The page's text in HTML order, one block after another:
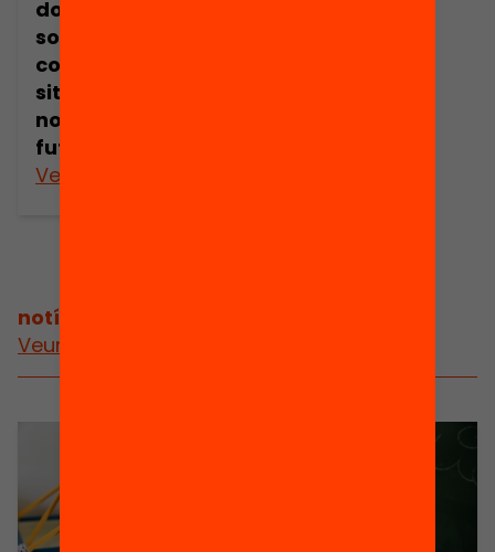
doctoral en la
societat del
coneixement:
situació actual i
nous reptes de
futur
Veure’n més
notícies relacionades
Veure més notícies